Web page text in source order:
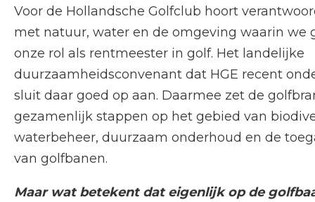
Voor de Hollandsche Golfclub hoort
met natuur, water en de omgeving waarin we
onze rol als rentmeester in golf. Het landelijke
duurzaamheidsconvenant dat HGE recent
sluit daar goed op aan. Daarmee zet de
gezamenlijk stappen op het gebied van
waterbeheer, duurzaam onderhoud en de
van golfbanen.
Maar wat betekent dat eigenlijk op de